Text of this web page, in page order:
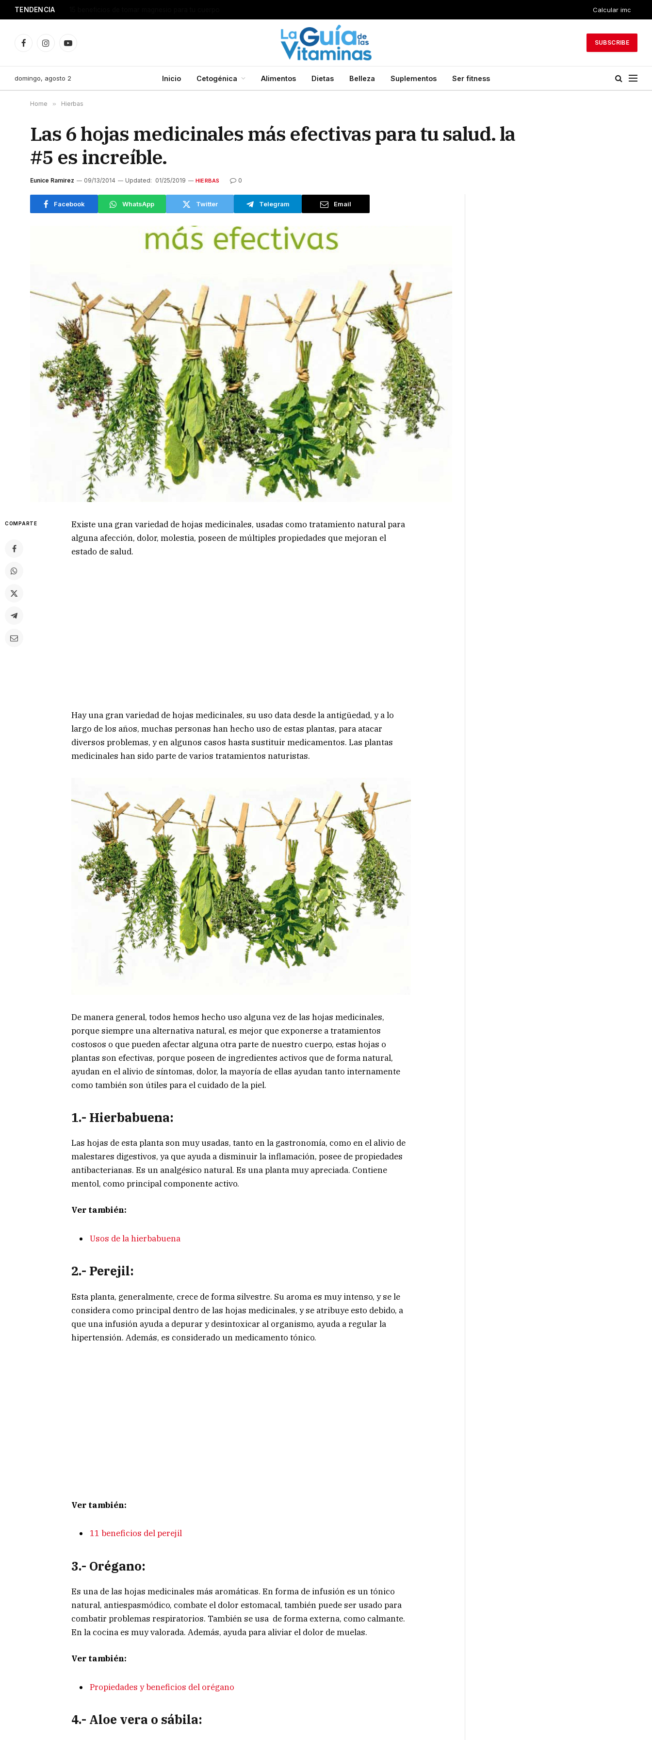
TENDENCIA Calcular imc
FacebookInstagramYouTube
SUBSCRIBE
domingo, agosto 2 Inicio Cetogénica Alimentos Dietas Belleza Suplementos Ser fitness
Home » Hierbas
Las 6 hojas medicinales más efectivas para tu salud. la
#5 es increíble.
Eunice Ramirez 09/13/2014 Updated: 01/25/2019 HIERBAS 0
Facebook WhatsApp Twitter Telegram Email
COMPARTE
Existe una gran variedad de hojas medicinales, usadas como tratamiento natural para
alguna afección, dolor, molestia, poseen de múltiples propiedades que mejoran el
estado de salud.
Hay una gran variedad de hojas medicinales, su uso data desde la antigüedad, y a lo
largo de los años, muchas personas han hecho uso de estas plantas, para atacar
diversos problemas, y en algunos casos hasta sustituir medicamentos. Las plantas
medicinales han sido parte de varios tratamientos naturistas.
De manera general, todos hemos hecho uso alguna vez de las hojas medicinales,
porque siempre una alternativa natural, es mejor que exponerse a tratamientos
costosos o que pueden afectar alguna otra parte de nuestro cuerpo, estas hojas o
plantas son efectivas, porque poseen de ingredientes activos que de forma natural,
ayudan en el alivio de síntomas, dolor, la mayoría de ellas ayudan tanto internamente
como también son útiles para el cuidado de la piel.
1.- Hierbabuena:
Las hojas de esta planta son muy usadas, tanto en la gastronomía, como en el alivio de
malestares digestivos, ya que ayuda a disminuir la inflamación, posee de propiedades
antibacterianas. Es un analgésico natural. Es una planta muy apreciada. Contiene
mentol, como principal componente activo.
Ver también:
Usos de la hierbabuena
2.- Perejil:
Esta planta, generalmente, crece de forma silvestre. Su aroma es muy intenso, y se le
considera como principal dentro de las hojas medicinales, y se atribuye esto debido, a
que una infusión ayuda a depurar y desintoxicar al organismo, ayuda a regular la
hipertensión. Además, es considerado un medicamento tónico.
Ver también:
11 beneficios del perejil
3.- Orégano:
Es una de las hojas medicinales más aromáticas. En forma de infusión es un tónico
natural, antiespasmódico, combate el dolor estomacal, también puede ser usado para
combatir problemas respiratorios. También se usa de forma externa, como calmante.
En la cocina es muy valorada. Además, ayuda para aliviar el dolor de muelas.
Ver también:
Propiedades y beneficios del orégano
4.- Aloe vera o sábila: